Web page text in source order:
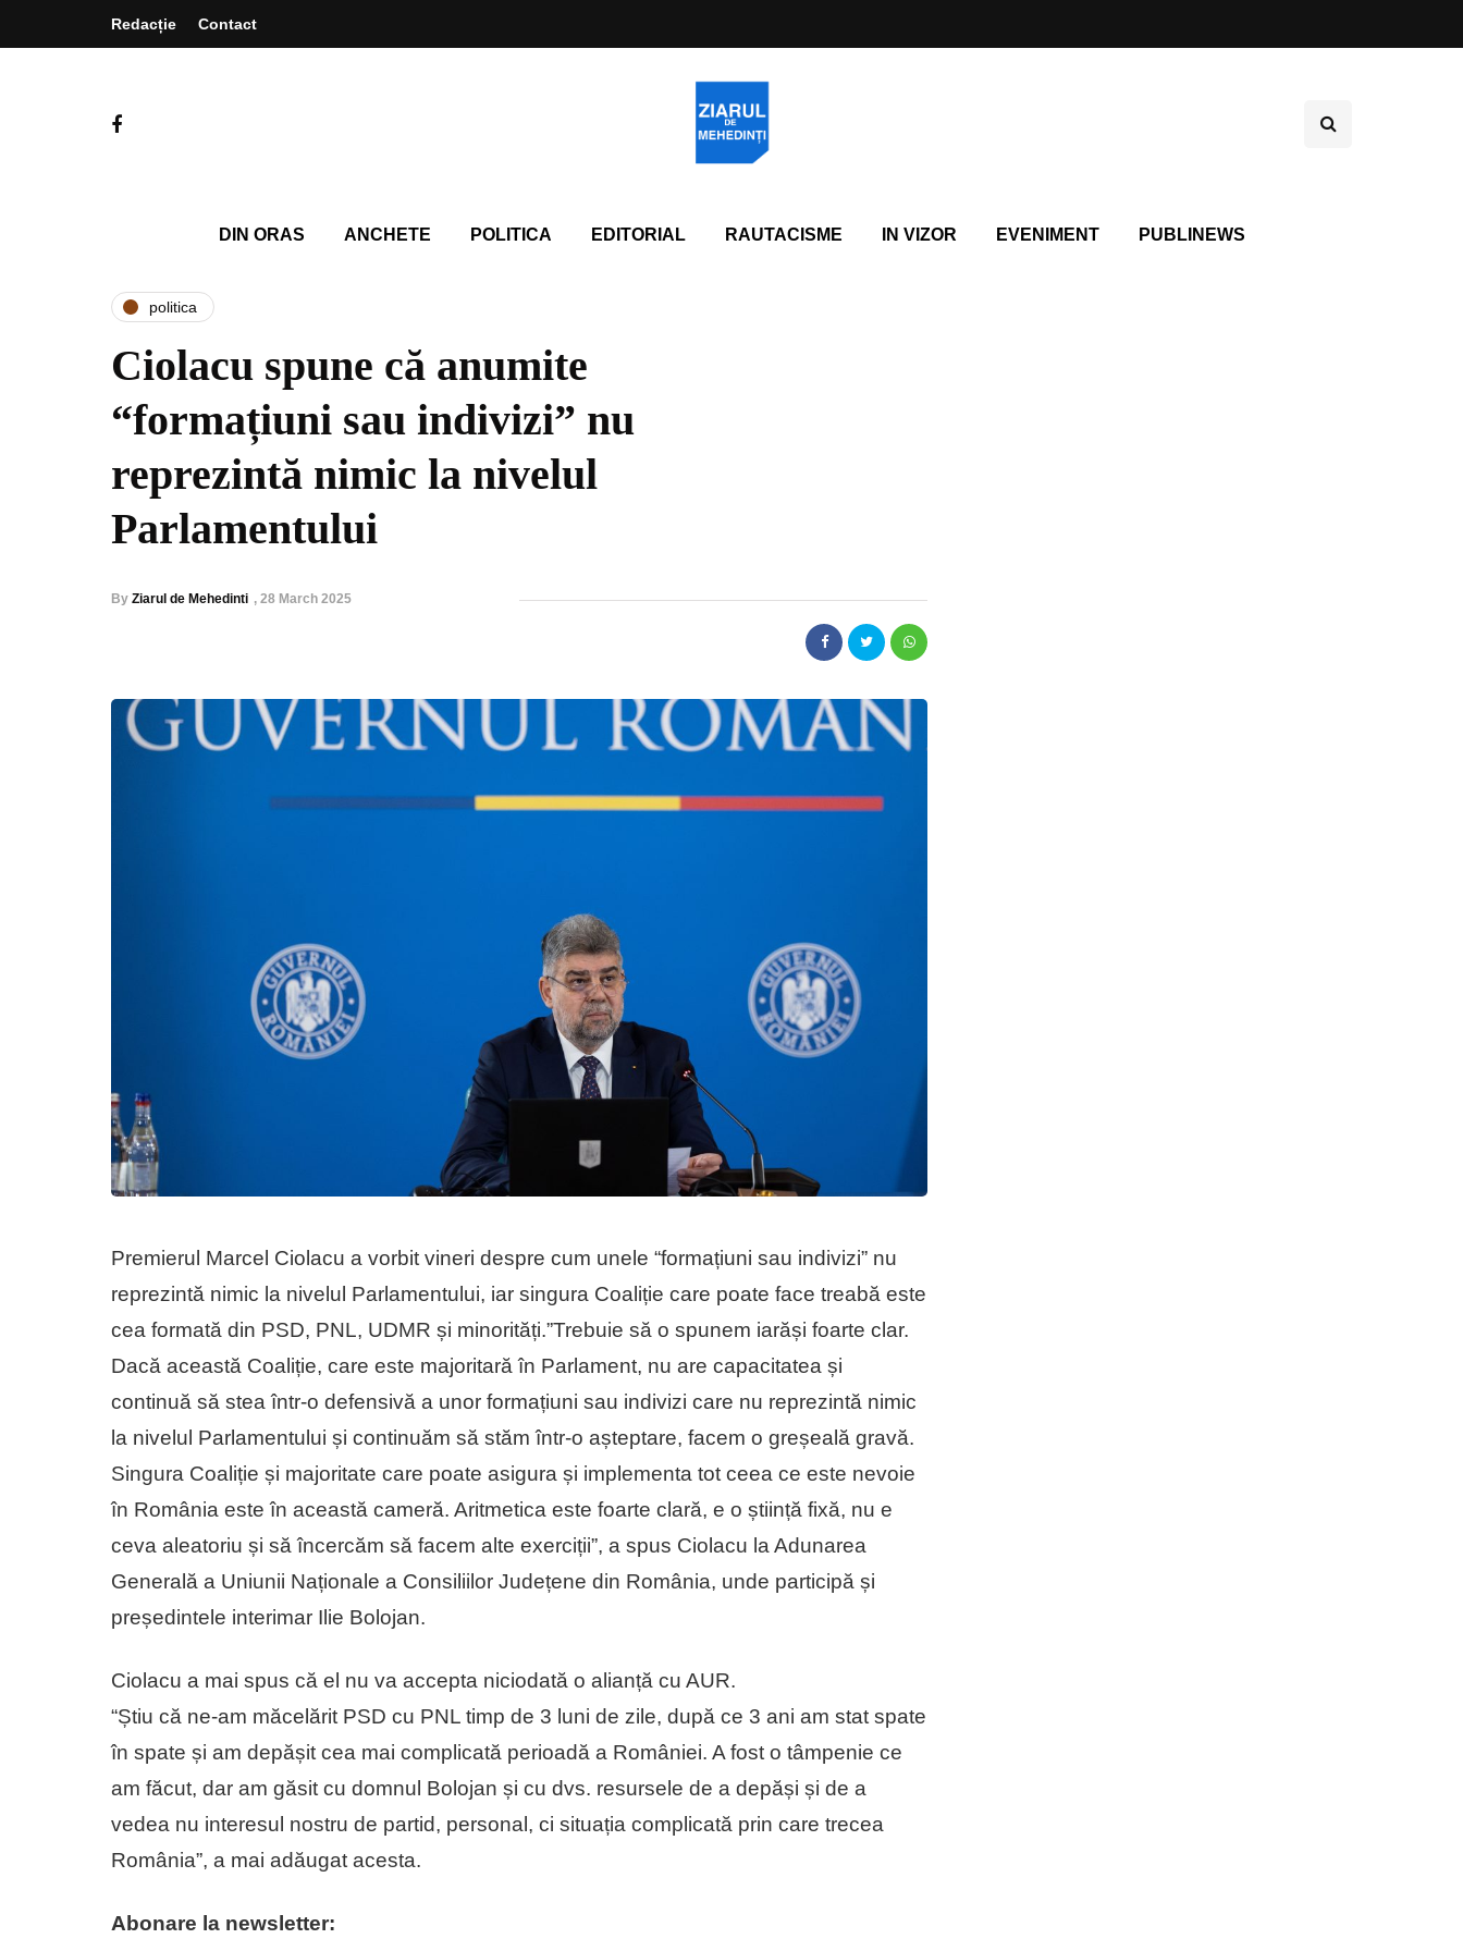
Redacție Contact
DIN ORAS ANCHETE POLITICA EDITORIAL RAUTACISME IN VIZOR EVENIMENT PUBLINEWS
politica
Ciolacu spune că anumite
“formațiuni sau indivizi” nu
reprezintă nimic la nivelul
Parlamentului
By Ziarul de Mehedinti , 28 March 2025
Premierul Marcel Ciolacu a vorbit vineri despre cum unele “formațiuni sau indivizi” nu
reprezintă nimic la nivelul Parlamentului, iar singura Coaliție care poate face treabă este
cea formată din PSD, PNL, UDMR și minorități.”Trebuie să o spunem iarăși foarte clar.
Dacă această Coaliție, care este majoritară în Parlament, nu are capacitatea și
continuă să stea într-o defensivă a unor formațiuni sau indivizi care nu reprezintă nimic
la nivelul Parlamentului și continuăm să stăm într-o așteptare, facem o greșeală gravă.
Singura Coaliție și majoritate care poate asigura și implementa tot ceea ce este nevoie
în România este în această cameră. Aritmetica este foarte clară, e o știință fixă, nu e
ceva aleatoriu și să încercăm să facem alte exerciții”, a spus Ciolacu la Adunarea
Generală a Uniunii Naționale a Consiliilor Județene din România, unde participă și
președintele interimar Ilie Bolojan.
Ciolacu a mai spus că el nu va accepta niciodată o alianță cu AUR.
“Știu că ne-am măcelărit PSD cu PNL timp de 3 luni de zile, după ce 3 ani am stat spate
în spate și am depășit cea mai complicată perioadă a României. A fost o tâmpenie ce
am făcut, dar am găsit cu domnul Bolojan și cu dvs. resursele de a depăși și de a
vedea nu interesul nostru de partid, personal, ci situația complicată prin care trecea
România”, a mai adăugat acesta.
Abonare la newsletter: